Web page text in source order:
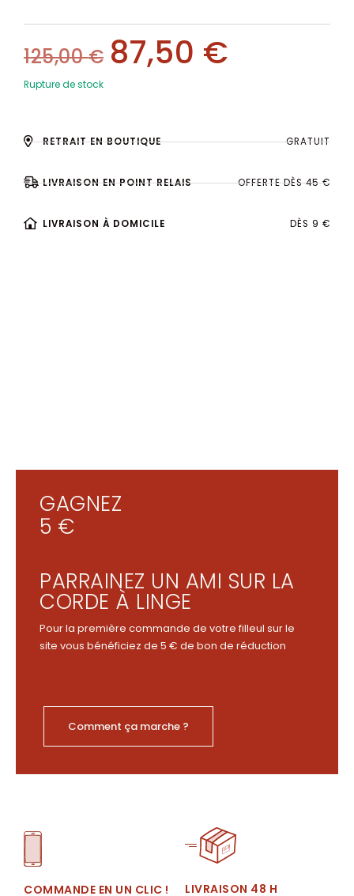
125,00€ 87,50 €
Rupture de stock
RETRAIT EN BOUTIQUE GRATUIT
LIVRAISON EN POINT RELAIS OFFERTE DÈS 45 €
LIVRAISON À DOMICILE DÈS 9 €
GAGNEZ
5 €
PARRAINEZ UN AMI SUR LA
CORDE À LINGE
Pour la première commande de votre filleul sur le
site vous bénéficiez de 5 € de bon de réduction
Comment ça marche ?
COMMANDE EN UN CLIC ! LIVRAISON 48 H